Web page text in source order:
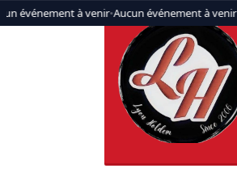
événement à venir•Aucun événement à venir
Aller
au